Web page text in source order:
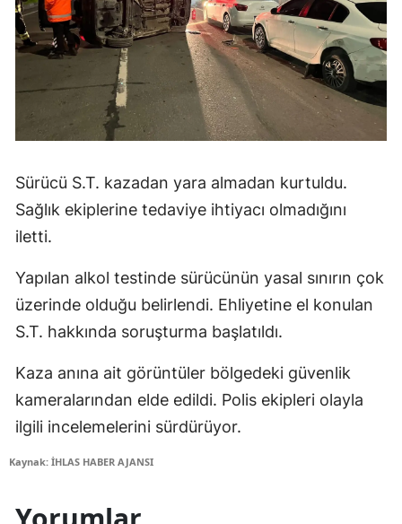
Sürücü S.T. kazadan yara almadan kurtuldu.
Sağlık ekiplerine tedaviye ihtiyacı olmadığını
iletti.
Yapılan alkol testinde sürücünün yasal sınırın çok
üzerinde olduğu belirlendi. Ehliyetine el konulan
S.T. hakkında soruşturma başlatıldı.
Kaza anına ait görüntüler bölgedeki güvenlik
kameralarından elde edildi. Polis ekipleri olayla
ilgili incelemelerini sürdürüyor.
Kaynak: İHLAS HABER AJANSI